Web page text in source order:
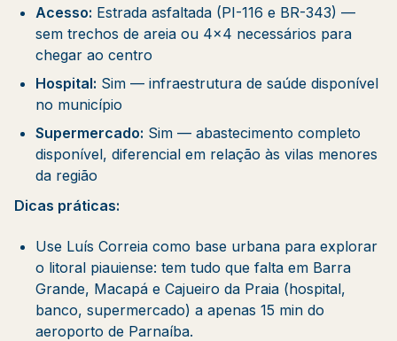
Acesso: Estrada asfaltada (PI-116 e BR-343) —
sem trechos de areia ou 4x4 necessários para
chegar ao centro
Hospital: Sim — infraestrutura de saúde disponível
no município
Supermercado: Sim — abastecimento completo
disponível, diferencial em relação às vilas menores
da região
Dicas práticas:
Use Luís Correia como base urbana para explorar
o litoral piauiense: tem tudo que falta em Barra
Grande, Macapá e Cajueiro da Praia (hospital,
banco, supermercado) a apenas 15 min do
aeroporto de Parnaíba.